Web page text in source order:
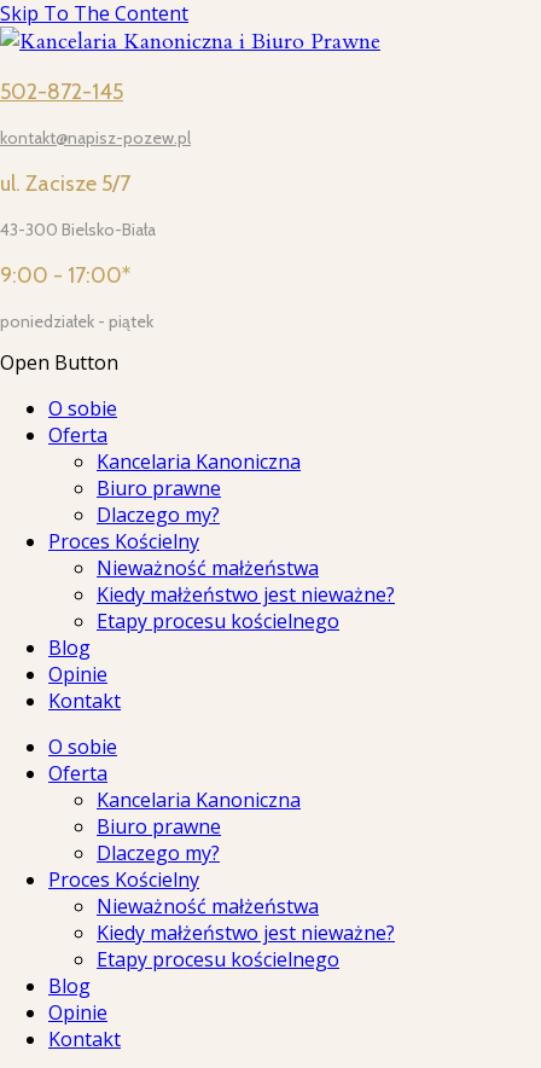
Skip To The Content
502-872-145
kontakt@napisz-pozew.pl
ul. Zacisze 5/7
43-300 Bielsko-Biała
9:00 - 17:00*
poniedziałek - piątek
Open Button
O sobie
Oferta
Kancelaria Kanoniczna
Biuro prawne
Dlaczego my?
Proces Kościelny
Nieważność małżeństwa
Kiedy małżeństwo jest nieważne?
Etapy procesu kościelnego
Blog
Opinie
Kontakt
O sobie
Oferta
Kancelaria Kanoniczna
Biuro prawne
Dlaczego my?
Proces Kościelny
Nieważność małżeństwa
Kiedy małżeństwo jest nieważne?
Etapy procesu kościelnego
Blog
Opinie
Kontakt